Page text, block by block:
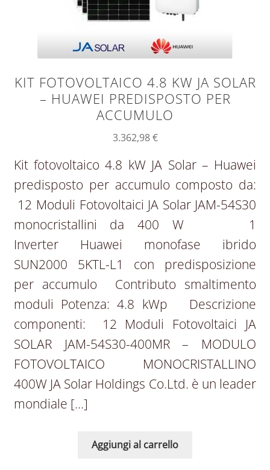
KIT FOTOVOLTAICO 4.8 KW JA SOLAR
– HUAWEI PREDISPOSTO PER
ACCUMULO
3.362,98€
Kit fotovoltaico 4.8 kW JA Solar – Huawei
predisposto per accumulo composto da:
12 Moduli Fotovoltaici JA Solar JAM-54S30
monocristallini da 400 W 1
Inverter Huawei monofase ibrido
SUN2000 5KTL-L1 con predisposizione
per accumulo Contributo smaltimento
moduli Potenza: 4.8 kWp Descrizione
componenti: 12 Moduli Fotovoltaici JA
SOLAR JAM-54S30-400MR – MODULO
FOTOVOLTAICO MONOCRISTALLINO
400W JA Solar Holdings Co.Ltd. è un leader
mondiale […]
Aggiungi al carrello